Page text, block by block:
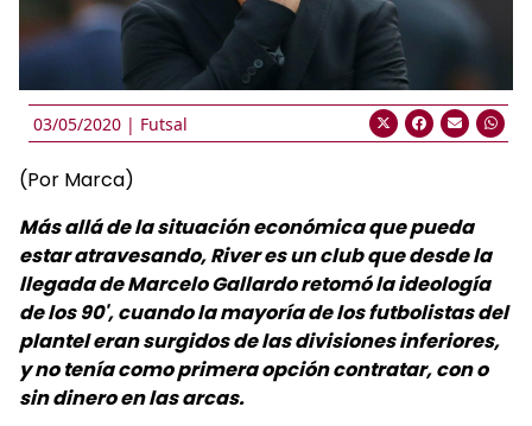
03/05/2020 | Futsal
(Por Marca)
Más allá de la situación económica que pueda
estar atravesando, River es un club que desde la
llegada de Marcelo Gallardo retomó la ideología
de los 90', cuando la mayoría de los futbolistas del
plantel eran surgidos de las divisiones inferiores,
y no tenía como primera opción contratar, con o
sin dinero en las arcas.